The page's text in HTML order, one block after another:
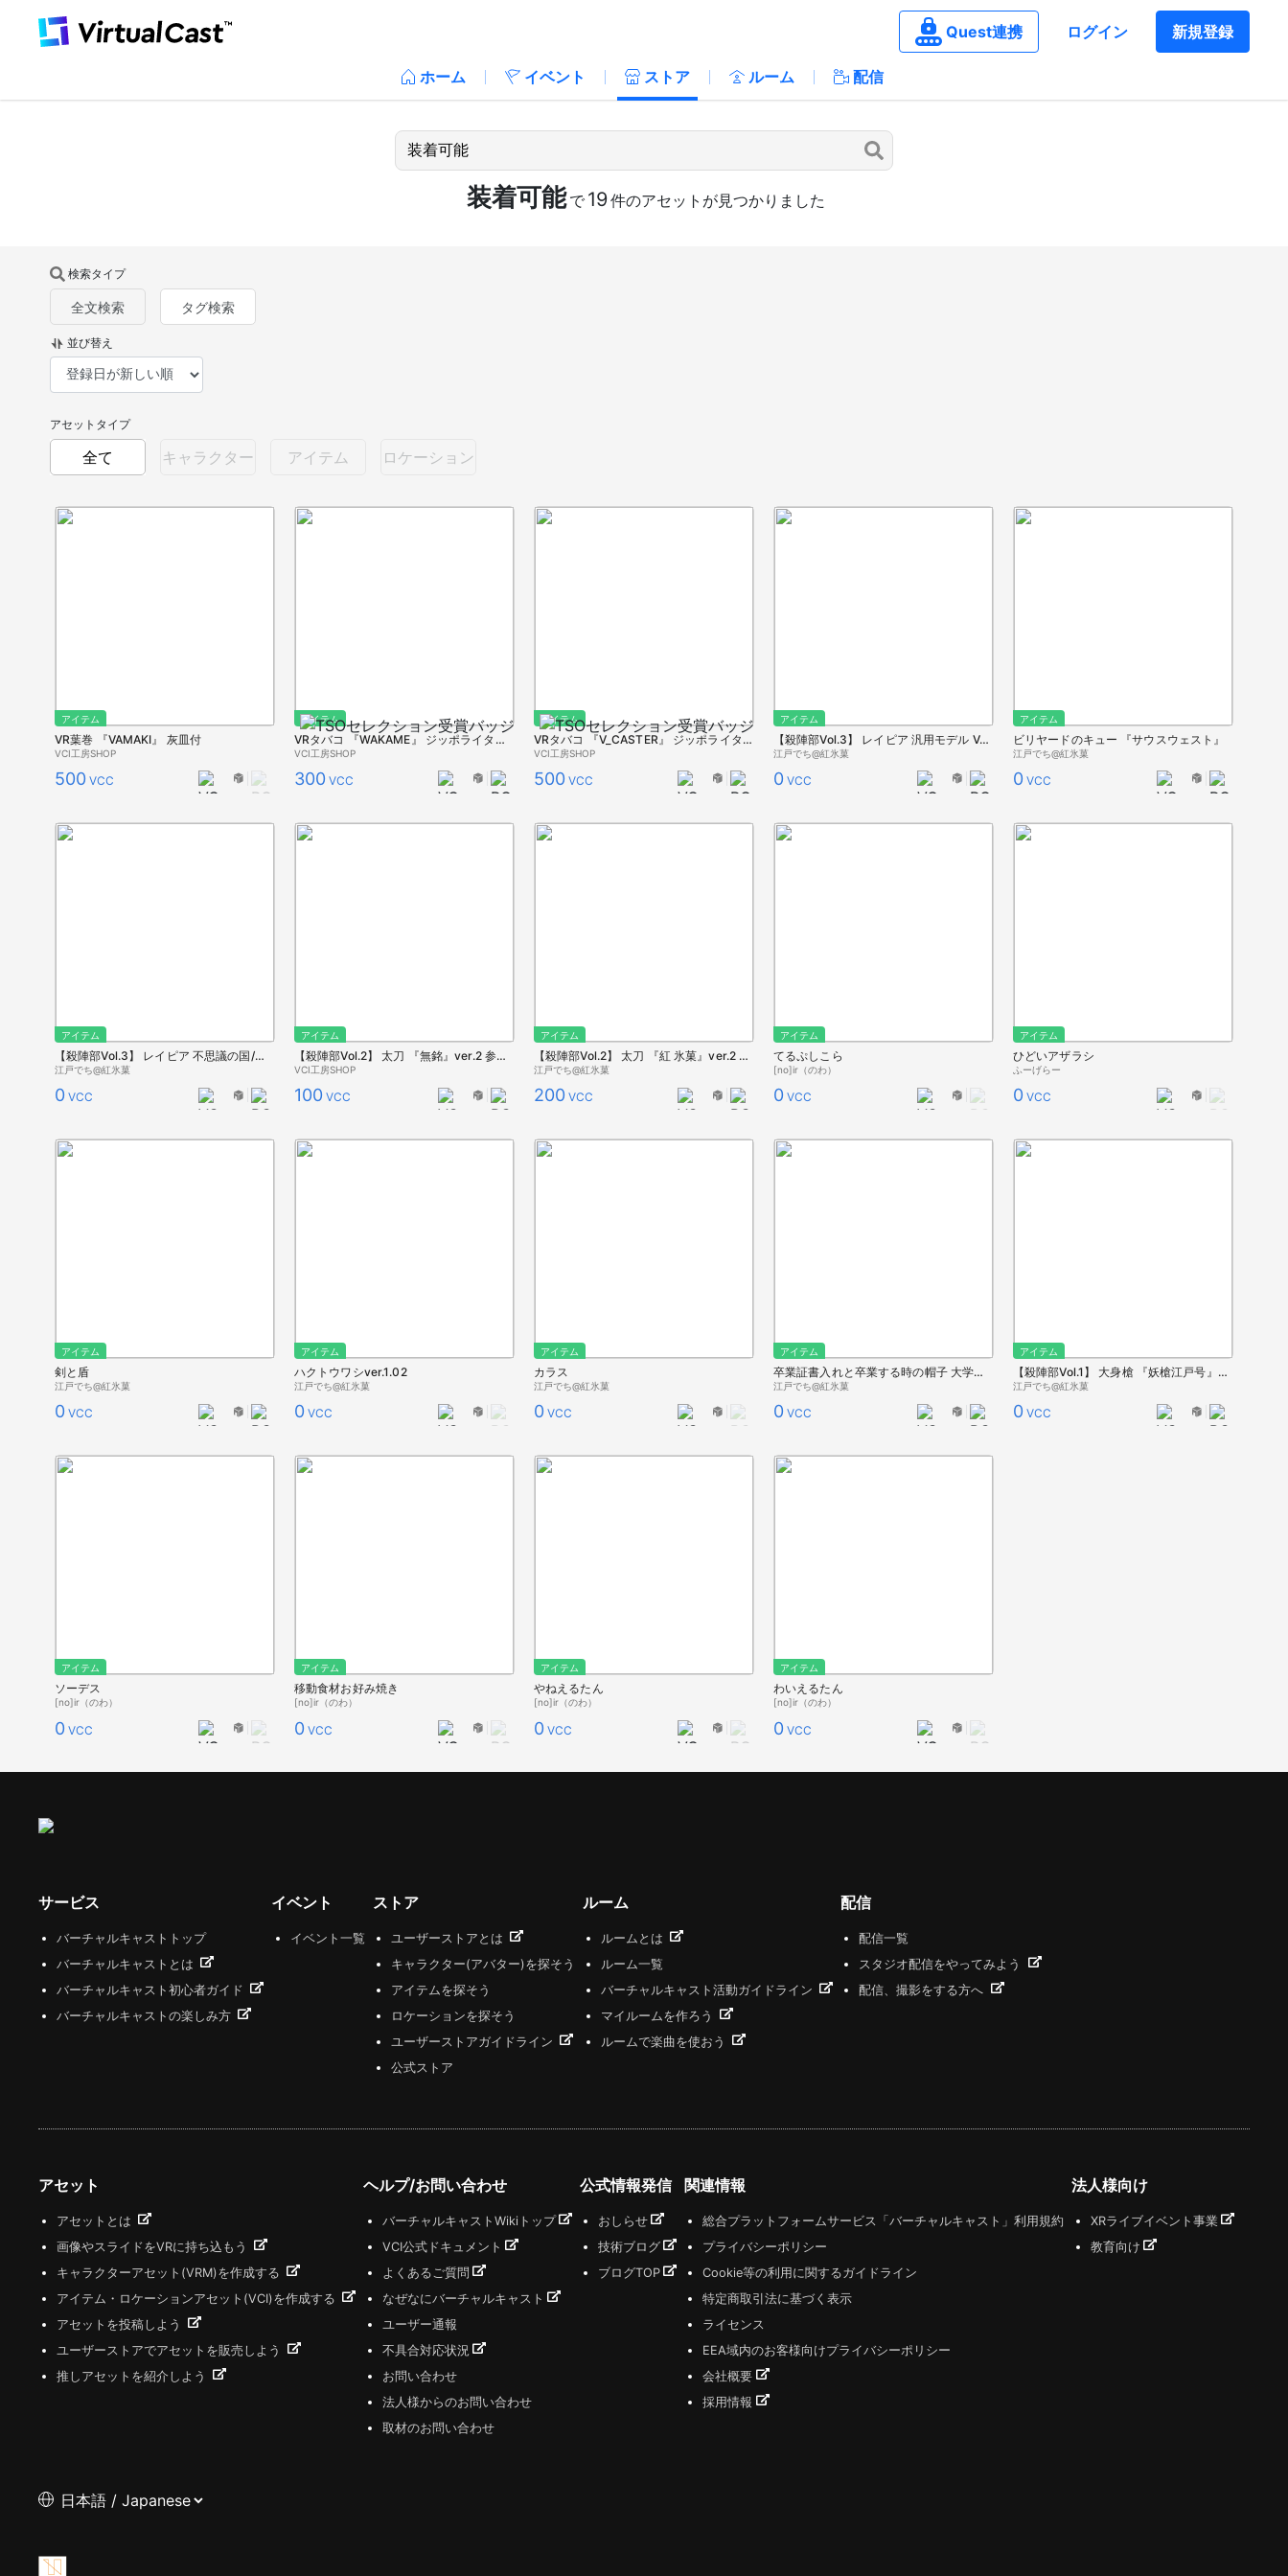
Quest連携 ログイン 新規登録
ホーム イベント ストア ルーム 配信
装着可能 で 19件のアセットが見つかりました
検索タイプ
全文検索 タグ検索
並び替え
アセットタイプ
全て キャラクター アイテム ロケーション
アイテム
VR葉巻 『VAMAKI』 灰皿付
VCI工房SHOP
500 VCC
アイテム
VRタバコ 『WAKAME』 ジッポライター付
VCI工房SHOP
300 VCC
アイテム
VRタバコ 『V_CASTER』 ジッポライター付
VCI工房SHOP
500 VCC
アイテム
【殺陣部Vol.3】 レイピア 汎用モデル Vol.2
江戸でち@紅氷菓
0 VCC
アイテム
ビリヤードのキュー 『サウスウェスト』
江戸でち@紅氷菓
0 VCC
アイテム
【殺陣部Vol.3】 レイピア 不思議の国/鏡の国ののアリス
江戸でち@紅氷菓
0 VCC
アイテム
【殺陣部Vol.2】 太刀 『無銘』ver.2 参考元モデル：童子切安綱 (『紅氷菓』汎用VCI)
VCI工房SHOP
100 VCC
アイテム
【殺陣部Vol.2】 太刀 『紅 氷菓』ver.2 参考元モデル：童子切安綱
江戸でち@紅氷菓
200 VCC
アイテム
てるぷしこら
[no]ir（のわ）
0 VCC
アイテム
ひどいアザラシ
ふーげらー
0 VCC
アイテム
剣と盾
江戸でち@紅氷菓
0 VCC
アイテム
ハクトウワシver.1.02
江戸でち@紅氷菓
0 VCC
アイテム
カラス
江戸でち@紅氷菓
0 VCC
アイテム
卒業証書入れと卒業する時の帽子 大学帽？博士帽？学生帽？
江戸でち@紅氷菓
0 VCC
アイテム
【殺陣部Vol.1】 大身槍 『妖槍江戸号』ver.3 参考元モデル：日本号
江戸でち@紅氷菓
0 VCC
アイテム
ソーデス
[no]ir（のわ）
0 VCC
アイテム
移動食材お好み焼き
[no]ir（のわ）
0 VCC
アイテム
やねえるたん
[no]ir（のわ）
0 VCC
アイテム
わいえるたん
[no]ir（のわ）
0 VCC
サービス
バーチャルキャストトップ
バーチャルキャストとは
バーチャルキャスト初心者ガイド
バーチャルキャストの楽しみ方
イベント
イベント一覧
ストア
ユーザーストアとは
キャラクター(アバター)を探そう
アイテムを探そう
ロケーションを探そう
ユーザーストアガイドライン
公式ストア
ルーム
ルームとは
ルーム一覧
バーチャルキャスト活動ガイドライン
マイルームを作ろう
ルームで楽曲を使おう
配信
配信一覧
スタジオ配信をやってみよう
配信、撮影をする方へ
アセット
アセットとは
画像やスライドをVRに持ち込もう
キャラクターアセット(VRM)を作成する
アイテム・ロケーションアセット(VCI)を作成する
アセットを投稿しよう
ユーザーストアでアセットを販売しよう
推しアセットを紹介しよう
ヘルプ/お問い合わせ
バーチャルキャストWikiトップ
VCI公式ドキュメント
よくあるご質問
なぜなにバーチャルキャスト
ユーザー通報
不具合対応状況
お問い合わせ
法人様からのお問い合わせ
取材のお問い合わせ
公式情報発信
おしらせ
技術ブログ
ブログTOP
関連情報
総合プラットフォームサービス「バーチャルキャスト」利用規約
プライバシーポリシー
Cookie等の利用に関するガイドライン
特定商取引法に基づく表示
ライセンス
EEA域内のお客様向けプライバシーポリシー
会社概要
採用情報
法人様向け
XRライブイベント事業
教育向け